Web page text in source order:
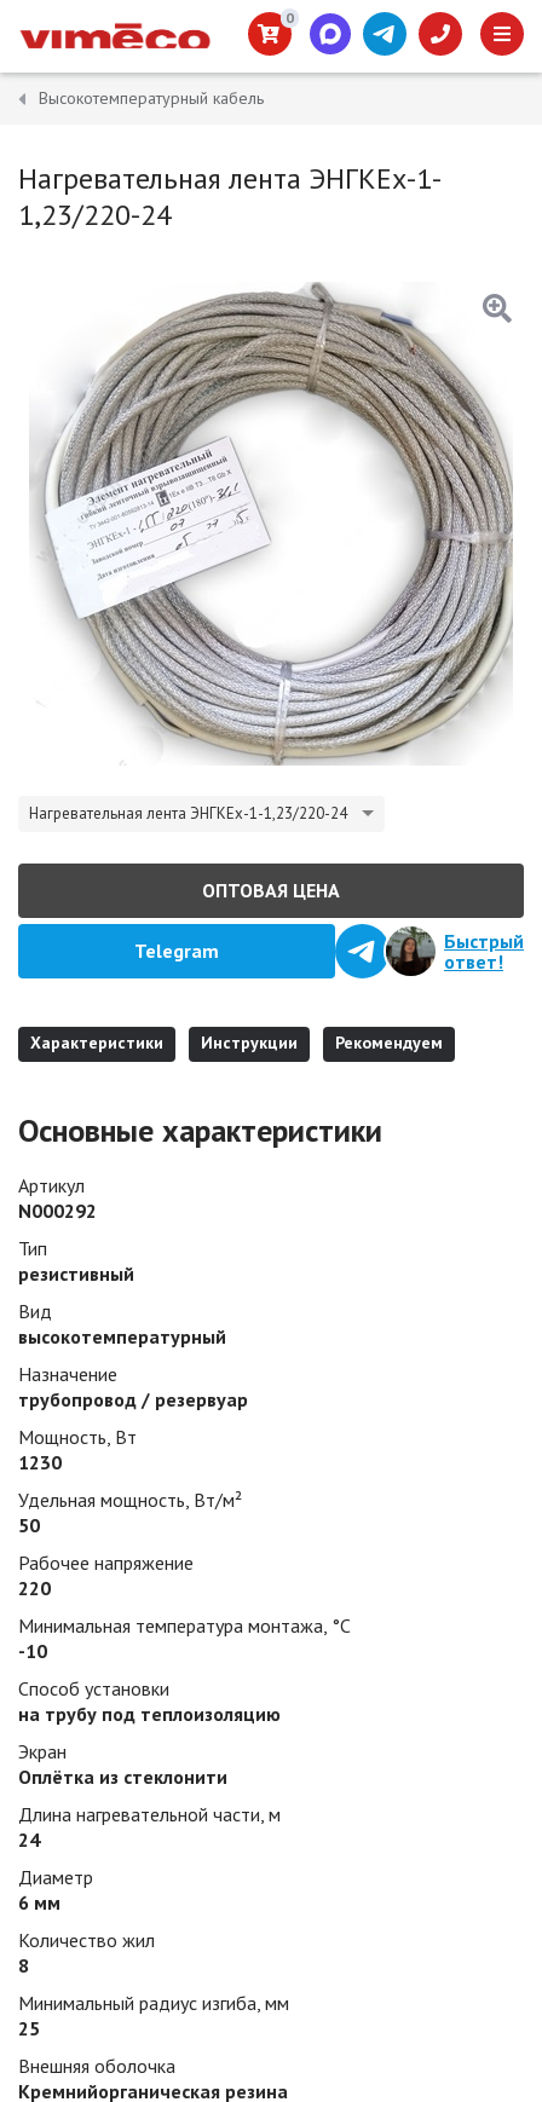
0
Высокотемпературный кабель
Нагревательная лента ЭНГКЕх-1-
1,23/220-24
Нагревательная лента ЭНГКЕх-1-1,23/220-24
ОПТОВАЯ ЦЕНА
Telegram
Быстрый
ответ!
Характеристики Инструкции Рекомендуем
Основные характеристики
Артикул
N000292
Тип
резистивный
Вид
высокотемпературный
Назначение
трубопровод / резервуар
Мощность, Вт
1230
Удельная мощность, Вт/м²
50
Рабочее напряжение
220
Минимальная температура монтажа, °С
-10
Способ установки
на трубу под теплоизоляцию
Экран
Оплётка из стеклонити
Длина нагревательной части, м
24
Диаметр
6 мм
Количество жил
8
Минимальный радиус изгиба, мм
25
Внешняя оболочка
Кремнийорганическая резина